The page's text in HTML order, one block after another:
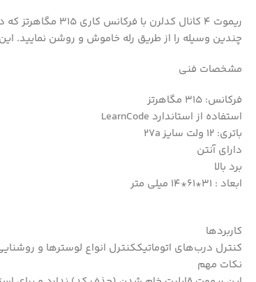
چندین وسیله را از طریق رله خاموش و روشن نمایید.
مشخصات فنی
فرکانس: 315 مگاهرتز
استفاده از استاندارد LearnCode
باتری: 12 ولت سایز 27a
دارای آنتن
برد بالا
ابعاد : 31*61*14 میلی متر
کاربردها
کنترل درب‌های اتوماتیککنترل انواع لوسترها و
نکات مهم